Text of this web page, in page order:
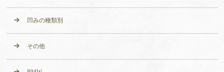
凹みの種類別
その他